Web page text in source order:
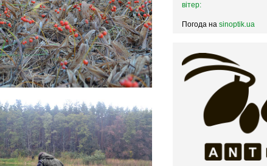
вітер:
Погода на sinoptik.ua